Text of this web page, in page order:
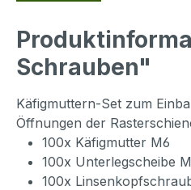
Schrauben"
Käfigmuttern-Set zum
Öffnungen der
100x Käfigmutter M6
100x Unterlegscheibe
100x